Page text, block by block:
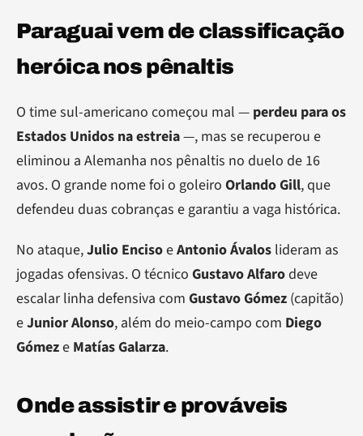
Paraguai vem de classificação
heróica nos pênaltis
O time sul-americano começou mal — perdeu para os
Estados Unidos na estreia—, mas se recuperou e
eliminou a Alemanha nos pênaltis no duelo de 16
avos. O grande nome foi o goleiro Orlando Gill, que
defendeu duas cobranças e garantiu a vaga histórica.
No ataque,Julio EncisoeAntonio Ávalos lideram as
jogadas ofensivas. O técnico Gustavo Alfaro deve
escalar linha defensiva com Gustavo Gómez (capitão)
eJunior Alonso, além do meio-campo com Diego
Gómeze Matías Galarza.
Onde assistir e prováveis